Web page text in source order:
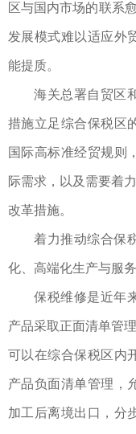
区与国内市场的联系
发展模式难以适应外
能提质。
海关总署自贸区
措施立足综合保税区
国际高标准经贸规则
际需求，以及需要着
改革措施。
着力推动综合保
化、高端化生产与服
保税维修是近年
产品采取正面清单管
可以在综合保税区内
产品负面清单管理，
加工后离境出口，分